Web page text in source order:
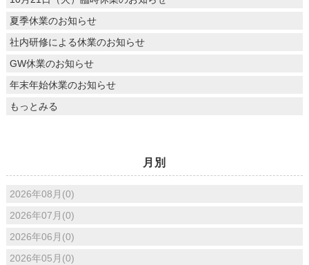
夏季休業のお知らせ
社内研修による休業のお知らせ
GW休業のお知らせ
年末年始休業のお知らせ
もっとみる
月別
2026年08月(0)
2026年07月(0)
2026年06月(0)
2026年05月(0)